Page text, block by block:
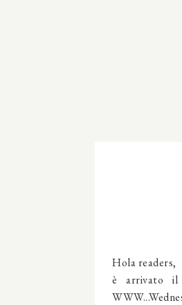
Hola readers,
è arrivato il